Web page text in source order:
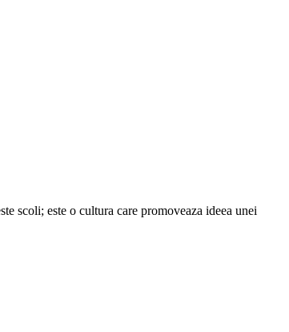
scoli; este o cultura care promoveaza ideea unei